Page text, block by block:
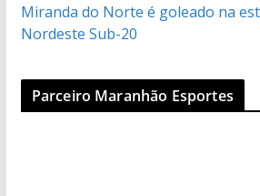
Miranda do Norte é goleado na
Nordeste Sub-20
Parceiro Maranhão Esportes